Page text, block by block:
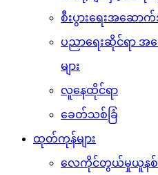
စီးပွားရေးအဆော
ပညာရေးဆိုင်ရာ
များ
လူနေထိုင်ရာ
ခေတ်သစ်ခြံ
ထုတ်ကုန်များ
လေကိုင်တွယ်မှုယူနစ်မ